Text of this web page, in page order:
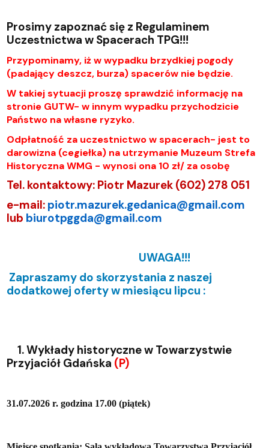
Prosimy zapoznać się z Regulaminem
Uczestnictwa w Spacerach TPG!!!
Przypominamy, iż w wypadku brzydkiej pogody
(padający deszcz, burza) spacerów nie będzie.
W takiej sytuacji proszę sprawdzić informację na
stronie GUTW- w innym wypadku przychodzicie
Państwo na własne ryzyko.
Odpłatność za uczestnictwo w spacerach- jest to
darowizna (cegiełka) na utrzymanie Muzeum Strefa
Historyczna WMG - wynosi ona 10 zł/ za osobę
Tel. kontaktowy: Piotr Mazurek (602) 278 051
e-mail: piotr.mazurek.gedanica@gmail.com
lub biurotpggda@gmail.com
UWAGA!!!
Zapraszamy do skorzystania z naszej
dodatkowej oferty w miesiącu lipcu :
1. Wykłady historyczne w Towarzystwie
Przyjaciół Gdańska (P)
31.07.2026 r. godzina 17.00 (piątek)